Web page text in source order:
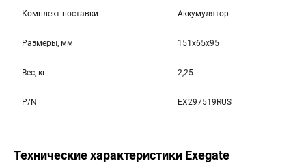
Комплект поставки Аккумулятор
Размеры, мм 151x65x95
Вес, кг 2,25
P/N EX297519RUS
Технические характеристики Exegate